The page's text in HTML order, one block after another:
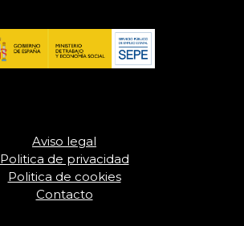
Aviso legal
Politica de privacidad
Politica de cookies
Contacto